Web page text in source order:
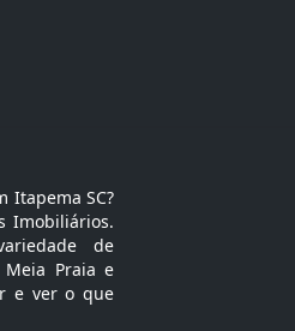
Itapema SC?
Imobiliários.
de
Praia e
e ver o que